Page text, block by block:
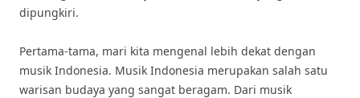
dipungkiri.
Pertama-tama, mari kita mengenal lebih dekat dengan
musik Indonesia. Musik Indonesia merupakan salah satu
warisan budaya yang sangat beragam. Dari musik